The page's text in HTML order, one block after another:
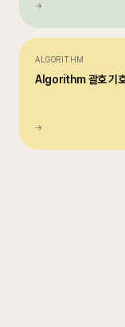
→
ALGORITHM
Algorithm 괄호 기
→